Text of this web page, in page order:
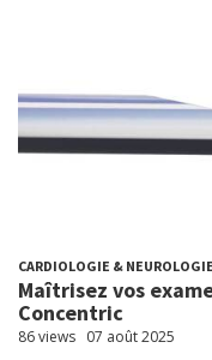
CARDIOLOGIE & NEUROLOGIE
Maîtrisez vos
Concentric
86 views 07 août 2025